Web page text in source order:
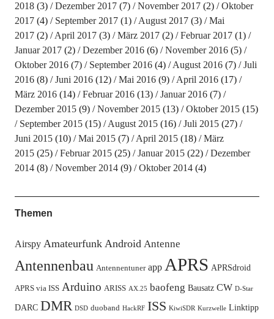
2018(3) Dezember 2017(7) November 2017(2)
Oktober
2017(4) September 2017(1) August 2017(3)
Mai
2017(2) April 2017(3) März 2017(2) Februar 2017(1)
Januar 2017(2) Dezember 2016(6) November 2016(5)
Oktober 2016(7) September 2016(4) August 2016(7)
Juli
2016(8) Juni 2016(12) Mai 2016(9) April 2016(17)
März 2016(14) Februar 2016(13) Januar 2016(7)
Dezember 2015(9) November 2015(13) Oktober 2015(15)
September 2015(15) August 2015(16) Juli 2015(27)
Juni 2015(10) Mai 2015(7) April 2015(18)
März
2015(25) Februar 2015(25) Januar 2015(22)
Dezember
2014(8) November 2014(9) Oktober 2014(4)
Themen
Airspy Amateurfunk Android Antenne
Antennenbau Antennentuner app APRS APRSdroid
APRS via ISS Arduino ARISS AX.25 baofeng Bausatz CW D-Star
DARC DMR DSD duoband HackRF ISS KiwiSDR Kurzwelle Linktipp